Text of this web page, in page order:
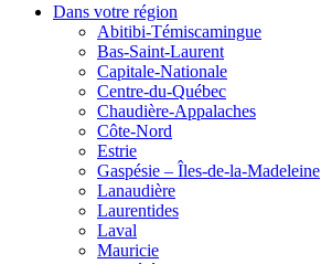
Dans votre région
Abitibi-Témiscamingue
Bas-Saint-Laurent
Capitale-Nationale
Centre-du-Québec
Chaudière-Appalaches
Côte-Nord
Estrie
Gaspésie – Îles-de-la-Madeleine
Lanaudière
Laurentides
Laval
Mauricie